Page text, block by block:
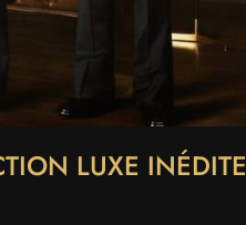
LUXE INÉDITE